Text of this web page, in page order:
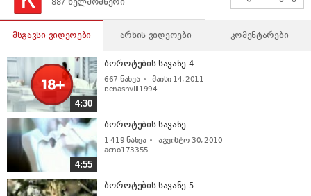
887 ხელმომწერი
მსგავსი ვიდეოები არხის ვიდეოები კომენტარები
4:30
ბოროტების სავანე 4
667 ნახვა
მაისი 14, 2011
benashvili1994
4:55
ბოროტების სავანე
1 419 ნახვა
აგვისტო 30, 2010
acho173355
ბოროტების სავანე 5